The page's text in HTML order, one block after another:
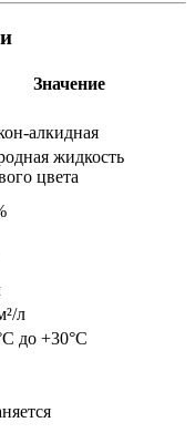
Значение
алкидная
жидкость
цвета
л
до +30°C